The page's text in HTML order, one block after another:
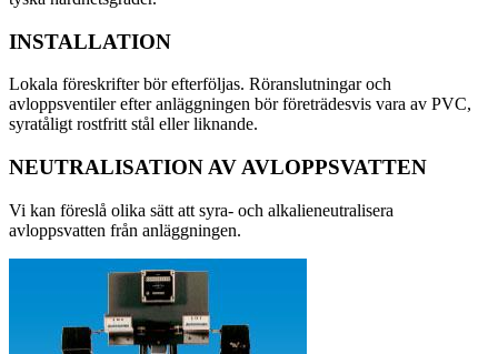
INSTALLATION
Lokala föreskrifter bör efterföljas. Röranslutningar och
avloppsventiler efter anläggningen bör företrädesvis vara av PVC,
syratåligt rostfritt stål eller liknande.
NEUTRALISATION AV AVLOPPSVATTEN
Vi kan föreslå olika sätt att syra- och alkalieneutralisera
avloppsvatten från anläggningen.